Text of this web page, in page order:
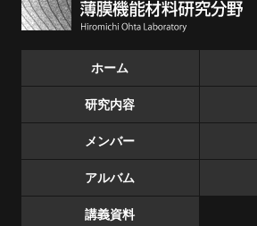
ホーム
研究内容
メンバー
アルバム
講義資料